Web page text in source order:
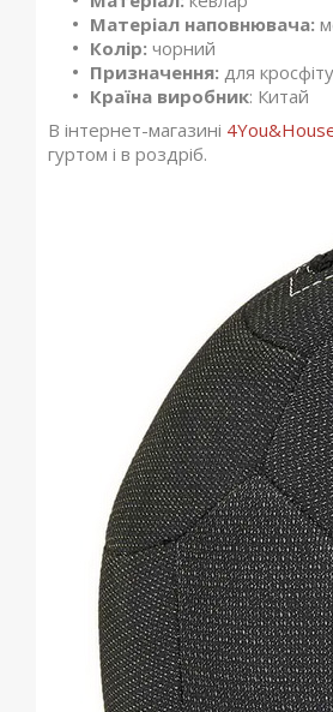
Матеріал наповнювача:
Колір: чорний
Призначення: для
Країна виробник: Китай
В інтернет-магазині
гуртом і в роздріб.